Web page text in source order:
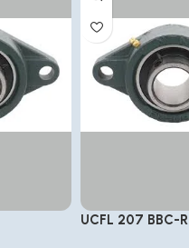
UCFL 207 BBC-R